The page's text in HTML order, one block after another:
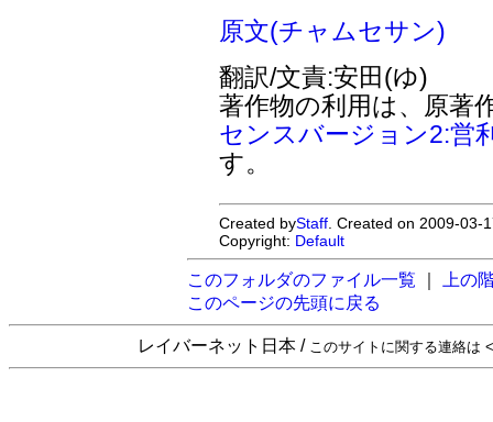
原文(チャムセサン)
翻訳/文責:安田(ゆ)
著作物の利用は、原著
センスバージョン2:営
す。
Created byStaff . Created on 2009-
Copyright: Default
このフォルダのファイル一覧
上の
このページの先頭に戻る
レイバーネット日本 / このサイトに関する連絡は